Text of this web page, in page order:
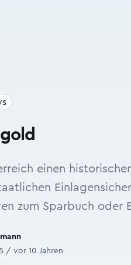
einen
zum Sparbuch oder
/ vor 10 Jahren